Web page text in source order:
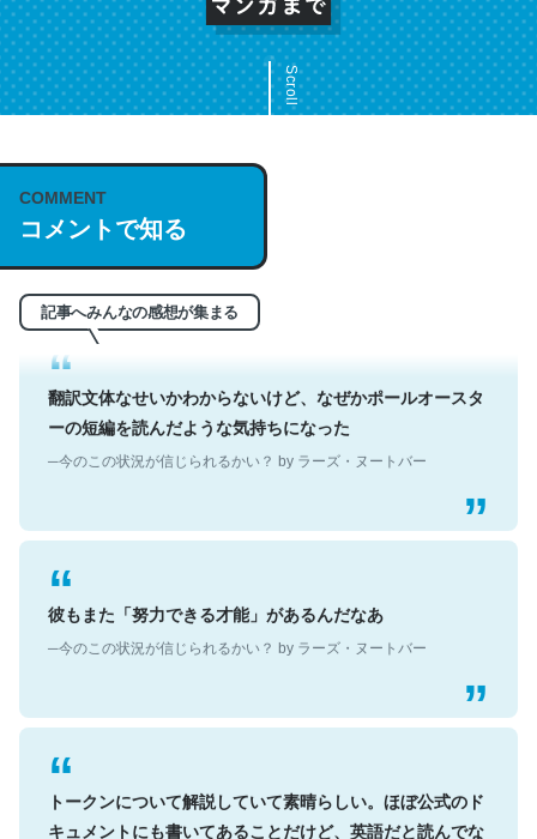
Scroll
COMMENT
コメントで知る
記事へみんなの感想が集まる
う。英語少しでも読める人は原文もお勧め。自分はこの流
れ好き。Let’s Fucking Go. Then Covid hit. Shit.
─今のこの状況が信じられるかい？ by ラーズ・ヌートバー
翻訳文体なせいかわからないけど、なぜかポールオースタ
ーの短編を読んだような気持ちになった
彼もまた「努力できる才能」があるんだなあ
トークンについて解説していて素晴らしい。ほぼ公式のド
キュメントにも書いてあることだけど、英語だと読んでな